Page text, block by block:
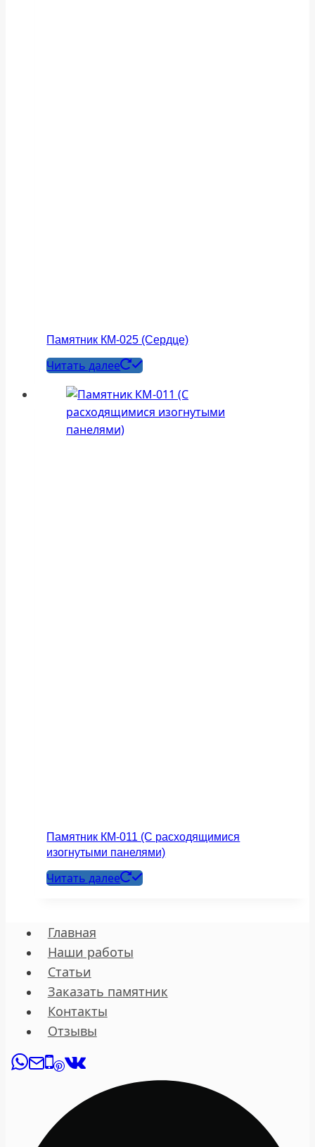
Памятник КМ-025 (Сердце)
Читать далее
Памятник КМ-011 (С расходящимися
изогнутыми панелями)
Читать далее
Главная
Наши работы
Статьи
Заказать памятник
Контакты
Отзывы